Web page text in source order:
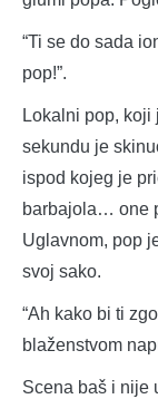
“Ti se do sada
pop!”.
Lokalni pop,
sekundu je
ispod kojeg je
barbajola… one
Uglavnom, pop
svoj sako.
“Ah kako bi ti
blaženstvom
Scena baš i nije